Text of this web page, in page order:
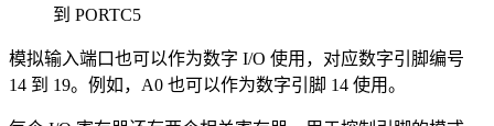
到 PORTC5
模拟输入端口也可以作为数字 I/O 使用，对应数字引脚编号
14 到 19。例如，A0 也可以作为数字引脚 14 使用。